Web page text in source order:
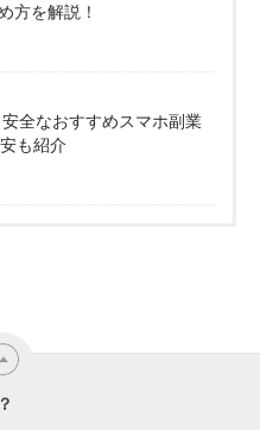
方を解説！
安全なおすすめスマホ副業
も紹介